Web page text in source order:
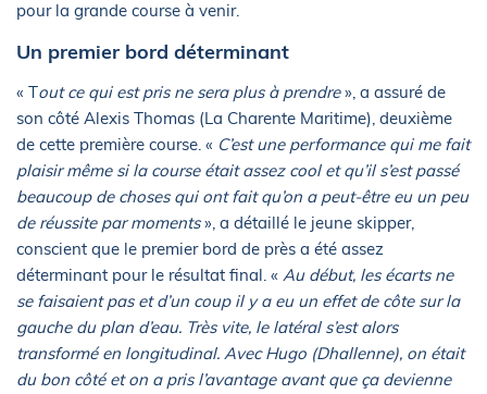
pour la grande course à venir.
Un premier bord déterminant
« Tout ce qui est pris ne sera plus à prendre», a assuré de
son côté Alexis Thomas (La Charente Maritime), deuxième
de cette première course. « C’est une performance qui me fait
plaisir même si la course était assez cool et qu’il s’est passé
beaucoup de choses qui ont fait qu’on a peut-être eu un peu
de réussite par moments», a détaillé le jeune skipper,
conscient que le premier bord de près a été assez
déterminant pour le résultat final. « Au début, les écarts ne
se faisaient pas et d’un coup il y a eu un effet de côte sur la
gauche du plan d’eau. Très vite, le latéral s’est alors
transformé en longitudinal. Avec Hugo (Dhallenne), on était
du bon côté et on a pris l’avantage avant que ça devienne